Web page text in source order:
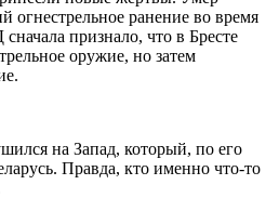
огнестрельное ранение во время
признало, что в Бресте
оружие, но затем
на Запад, который, по его
Правда, кто именно что-то